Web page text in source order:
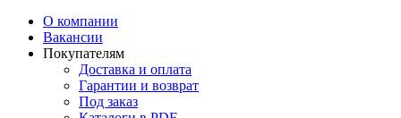
О компании
Вакансии
Покупателям
Доставка и оплата
Гарантии и возврат
Под заказ